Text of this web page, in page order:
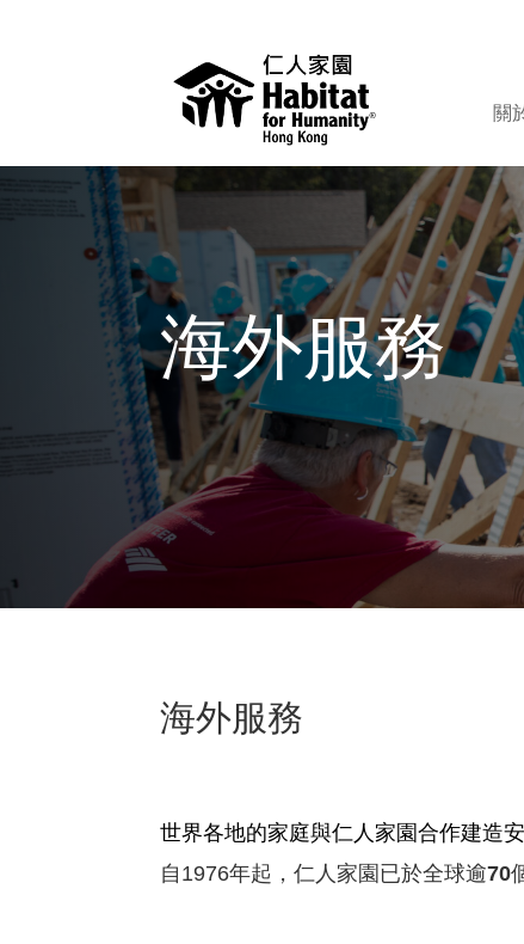
關
海外服務
海外服務
世界各地的家庭與仁人家園合作建造
自1976年起，仁人家園已於全球逾70